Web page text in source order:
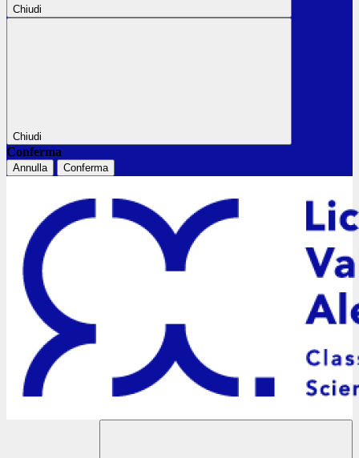
Chiudi
Chiudi
Conferma
Annulla Conferma